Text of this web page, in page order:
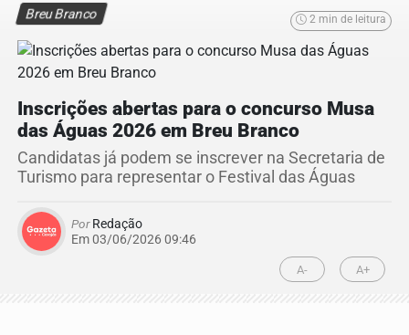
Breu Branco 2 min de leitura
Inscrições abertas para o concurso Musa
das Águas 2026 em Breu Branco
Candidatas já podem se inscrever na Secretaria de
Turismo para representar o Festival das Águas
PorRedação
Em 03/06/2026 09:46
A- A+